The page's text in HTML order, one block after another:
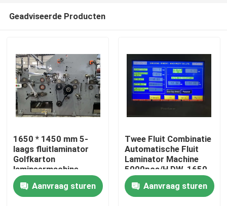
Huis
Producten
Over ons
Geadviseerde Producten
1650 * 1450 mm 5-
laags fluitlaminator
Golfkarton
lamineermachine
Aanvraag sturen
Twee Fluit Combinatie
Automatische Fluit
Laminator Machine
5000pcs/H DW-1650
Aanvraag sturen